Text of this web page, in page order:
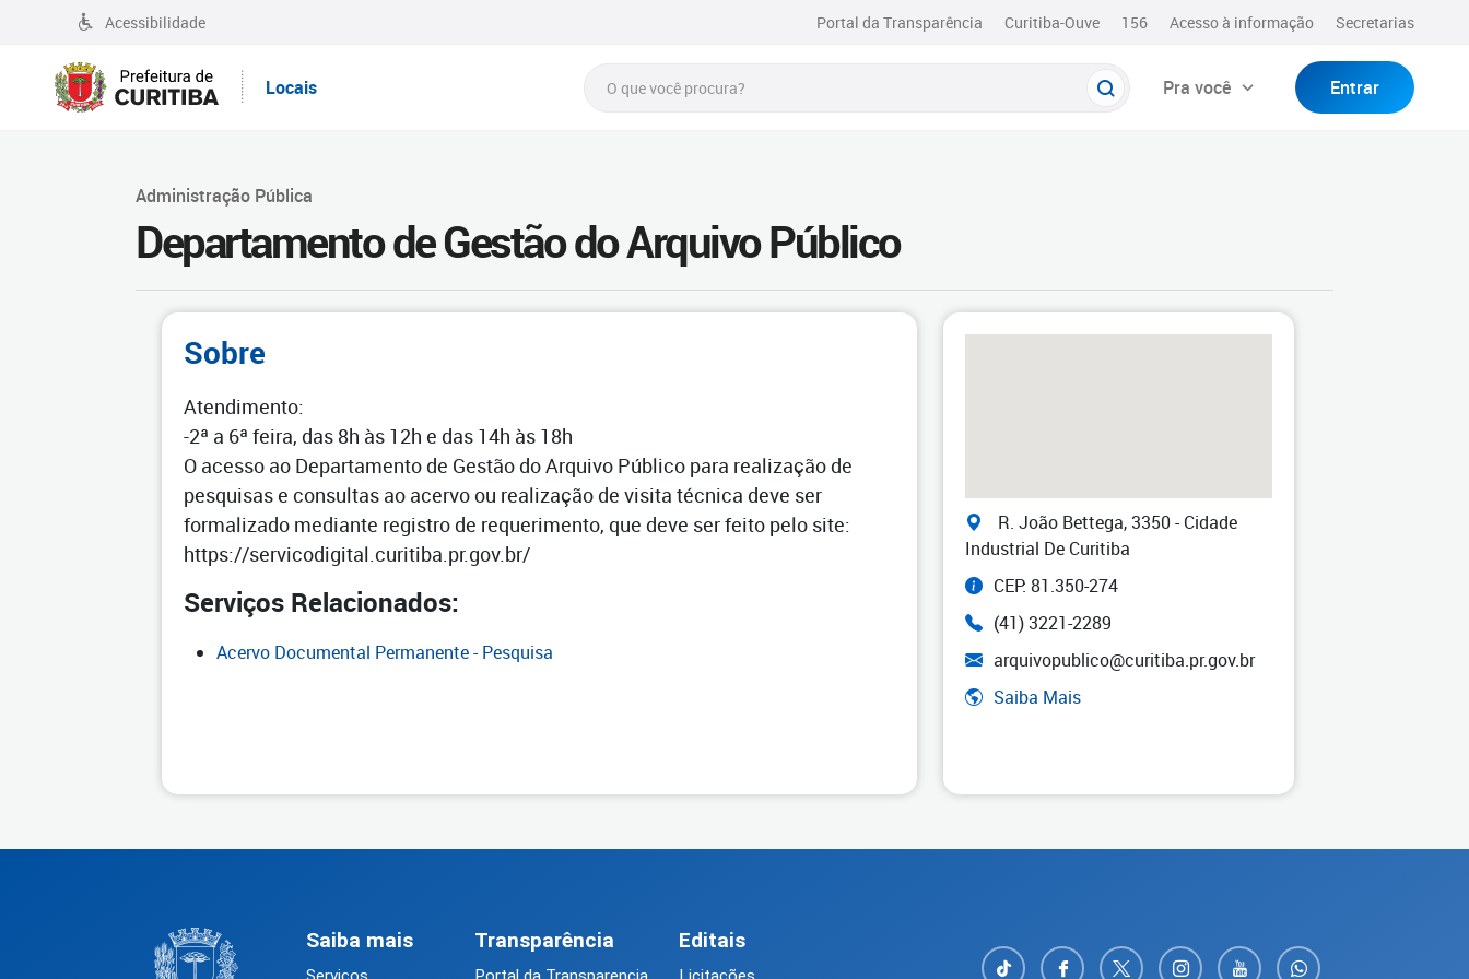
Acessibilidade Portal da Transparência Curitiba-Ouve 156 Acesso à informação Secretarias
Locais Pra você Entrar
Administração Pública
Departamento de Gestão do Arquivo Público
Sobre
Atendimento:
-2ª a 6ª feira, das 8h às 12h e das 14h às 18h
O acesso ao Departamento de Gestão do Arquivo Público para realização de
pesquisas e consultas ao acervo ou realização de visita técnica deve ser
formalizado mediante registro de requerimento, que deve ser feito pelo site:
https://servicodigital.curitiba.pr.gov.br/
Serviços Relacionados:
Acervo Documental Permanente - Pesquisa
R. João Bettega, 3350 - Cidade
Industrial De Curitiba
CEP: 81.350-274
(41) 3221-2289
arquivopublico@curitiba.pr.gov.br
Saiba Mais
Saiba mais Transparência Editais